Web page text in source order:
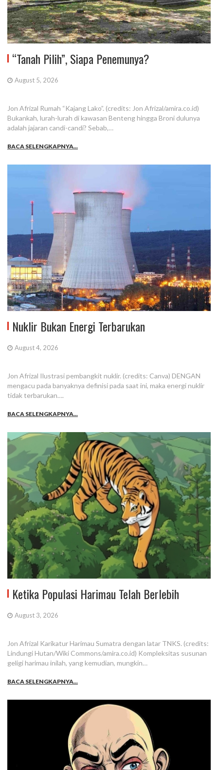
“Tanah Pilih”, Siapa Penemunya?
August 5, 2026
Jon Afrizal Rumah “Kajang Lako”. (credits: Jon Afrizal/amira.co.id)
Bukankah, lurah-lurah di kawasan Benteng hingga Broni dulunya
adalah jajaran candi-candi? Sebab,…
BACA SELENGKAPNYA...
Nuklir Bukan Energi Terbarukan
August 4, 2026
Jon Afrizal Ilustrasi pembangkit nuklir. (credits: Canva) DENGAN
mengacu pada banyaknya definisi pada saat ini, maka energi nuklir
tidak terbarukan….
BACA SELENGKAPNYA...
Ketika Populasi Harimau Telah Berlebih
August 3, 2026
Jon Afrizal Karikatur Harimau Sumatra dengan latar TNKS. (credits:
Lindungi Hutan/Wiki Commons/amira.co.id) Kompleksitas susunan
geligi harimau inilah, yang kemudian, mungkin…
BACA SELENGKAPNYA...